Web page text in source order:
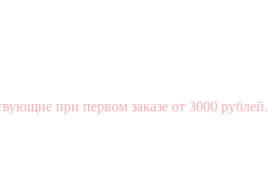
при первом заказе от 3000 рублей.